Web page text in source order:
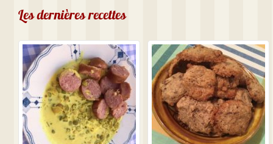
Les dernières recettes